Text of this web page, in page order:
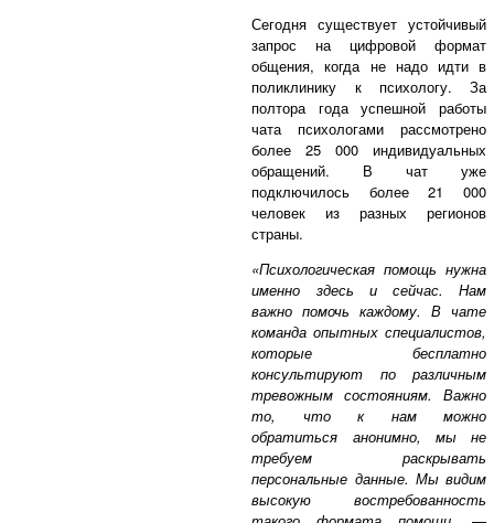
Сегодня существует устойчивый
запрос на цифровой формат
общения, когда не надо идти в
поликлинику к психологу. За
полтора года успешной работы
чата психологами рассмотрено
более 25 000 индивидуальных
обращений. В чат уже
подключилось более 21 000
человек из разных регионов
страны.
«Психологическая помощь нужна
именно здесь и сейчас. Нам
важно помочь каждому. В чате
команда опытных специалистов,
которые бесплатно
консультируют по различным
тревожным состояниям. Важно
то, что к нам можно
обратиться анонимно, мы не
требуем раскрывать
персональные данные. Мы видим
высокую востребованность